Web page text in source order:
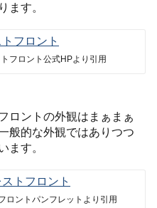
ます。
フロント公式HPより引用
ロントの外観はまぁまぁ
般的な外観ではありつつ
ます。
ロントパンフレットより引用